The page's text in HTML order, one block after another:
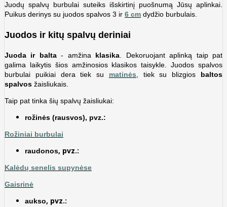
Juodų spalvų burbulai suteiks išskirtinį puošnumą Jūsų aplinkai.
Puikus derinys su juodos spalvos 3 ir 6 cm dydžio burbulais.
Juodos ir kitų spalvų deriniai
Juoda ir balta- amžina klasika . Dekoruojant aplinką taip pat
galima laikytis šios amžinosios klasikos taisykle. Juodos spalvos
burbulai puikiai dera tiek su matinės , tiek su blizgios baltos
spalvos žaisliukais.
Taip pat tinka šių spalvų žaisliukai:
rožinės (rausvos), pvz.:
Rožiniai burbulai
raudonos, pvz.:
Kalėdų senelis supynėse
Gaisrinė
aukso, pvz.: